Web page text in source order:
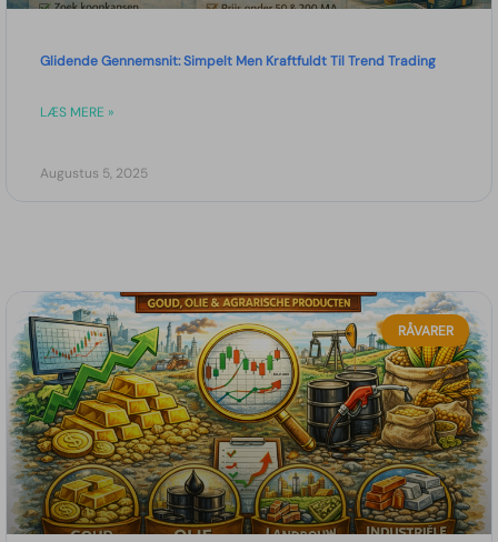
Glidende Gennemsnit: Simpelt Men Kraftfuldt Til Trend Trading
LÆS MERE »
Augustus 5, 2025
RÅVARER